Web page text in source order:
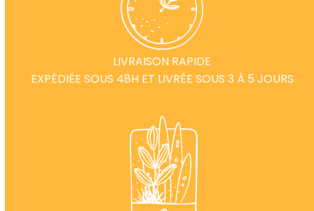
LIVRAISON RAPIDE
EXPÉDIÉE SOUS 48H ET LIVRÉE SOUS 3 À 5 JOURS